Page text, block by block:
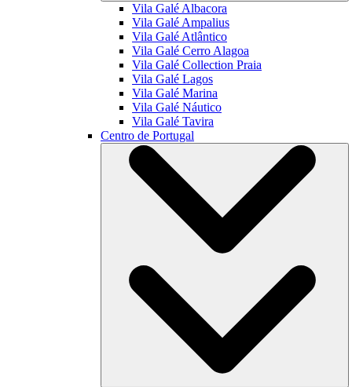
Vila Galé Albacora
Vila Galé Ampalius
Vila Galé Atlântico
Vila Galé Cerro Alagoa
Vila Galé Collection Praia
Vila Galé Lagos
Vila Galé Marina
Vila Galé Náutico
Vila Galé Tavira
Centro de Portugal